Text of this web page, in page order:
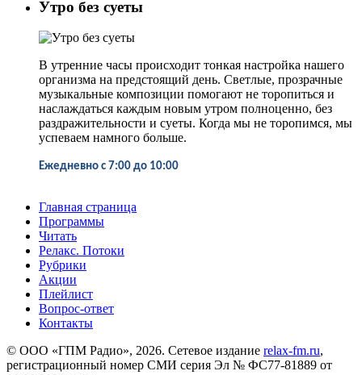
Утро без суеты
В утренние часы происходит тонкая настройка нашего
организма на предстоящий день. Светлые, прозрачные
музыкальные композиции помогают не торопиться и
наслаждаться каждым новым утром полноценно, без
раздражительности и суеты. Когда мы не торопимся, мы
успеваем намного больше.
Ежедневно с 7:00 до 10:00
Главная страница
Программы
Читать
Релакс. Потоки
Рубрики
Акции
Плейлист
Вопрос-ответ
Контакты
© ООО «ГПМ Радио», 2026. Сетевое издание relax-fm.ru,
регистрационный номер СМИ серия Эл № ФС77-81889 от